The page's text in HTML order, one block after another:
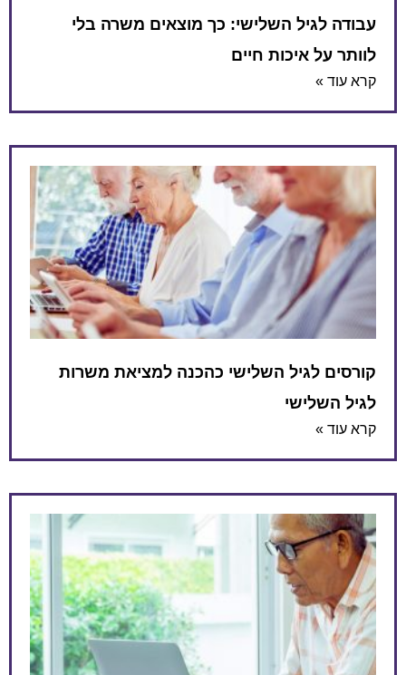
עבודה לגיל השלישי: כך מוצאים משרה בלי
לוותר על איכות חיים
קרא עוד »
קורסים לגיל השלישי כהכנה למציאת משרות
לגיל השלישי
קרא עוד »